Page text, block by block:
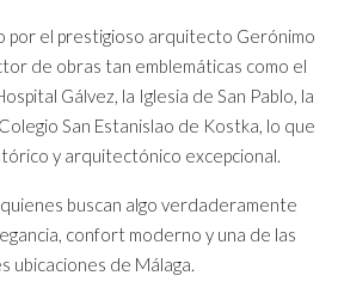
por el prestigioso arquitecto Gerónimo
de obras tan emblemáticas como el
Gálvez, la Iglesia de San Pablo, la
San Estanislao de Kostka, lo que
y arquitectónico excepcional.
buscan algo verdaderamente
confort moderno y una de las
ubicaciones de Málaga.